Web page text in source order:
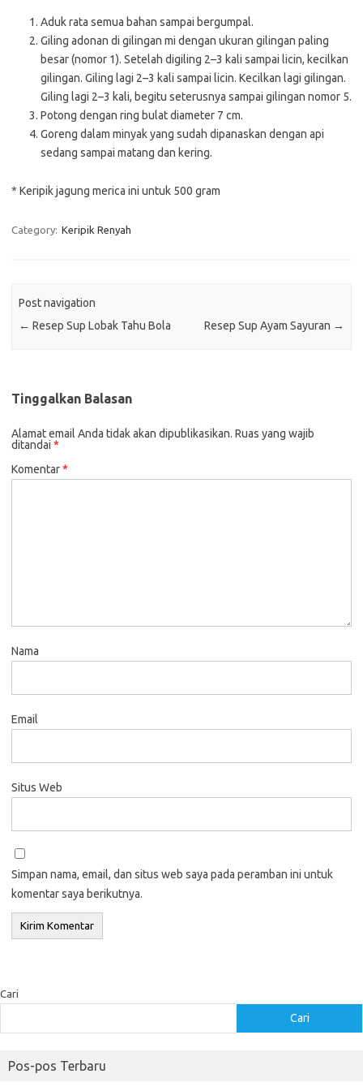
Aduk rata semua bahan sampai bergumpal.
Giling adonan di gilingan mi dengan ukuran gilingan paling
besar (nomor 1). Setelah digiling 2–3 kali sampai licin, kecilkan
gilingan. Giling lagi 2–3 kali sampai licin. Kecilkan lagi gilingan.
Giling lagi 2–3 kali, begitu seterusnya sampai gilingan nomor 5.
Potong dengan ring bulat diameter 7 cm.
Goreng dalam minyak yang sudah dipanaskan dengan api
sedang sampai matang dan kering.
* Keripik jagung merica ini untuk 500 gram
Category: Keripik Renyah
Post navigation
← Resep Sup Lobak Tahu Bola Resep Sup Ayam Sayuran →
Tinggalkan Balasan
Alamat email Anda tidak akan dipublikasikan. Ruas yang wajib
ditandai *
Komentar*
Nama
Email
Situs Web
Simpan nama, email, dan situs web saya pada peramban ini untuk
komentar saya berikutnya.
Cari
Cari
Pos-pos Terbaru